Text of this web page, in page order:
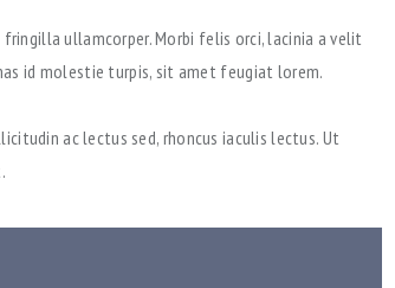
ullamcorper. Morbi felis orci, lacinia a velit
id molestie turpis, sit amet feugiat lorem.
ac lectus sed, rhoncus iaculis lectus. Ut